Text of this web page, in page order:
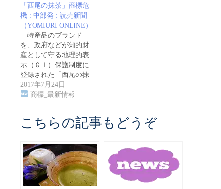
「西尾の抹茶」商標危
機 : 中部発 : 読売新聞
（YOMIURI ONLINE）
特産品のブランド
を、政府などが知的財
産として守る地理的表
示（ＧＩ）保護制度に
登録された「西尾の抹
茶…
2017年7月24日
商標_最新情報
こちらの記事もどうぞ